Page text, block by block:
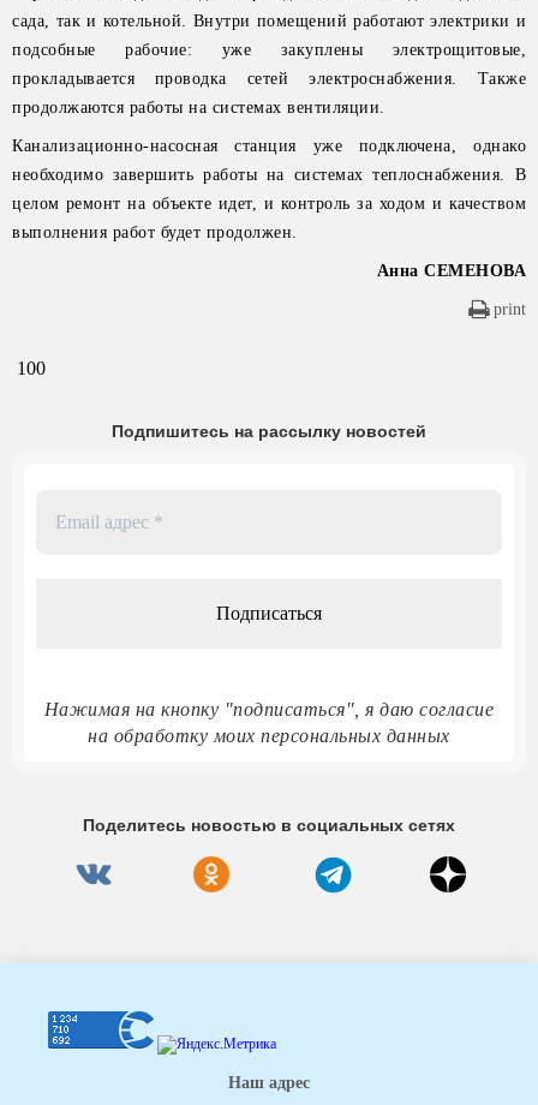
сада, так и котельной. Внутри помещений работают электрики и
подсобные рабочие: уже закуплены электрощитовые,
прокладывается проводка сетей электроснабжения. Также
продолжаются работы на системах вентиляции.
Канализационно-насосная станция уже подключена, однако
необходимо завершить работы на системах теплоснабжения. В
целом ремонт на объекте идет, и контроль за ходом и качеством
выполнения работ будет продолжен.
Анна СЕМЕНОВА
print
100
Подпишитесь на рассылку новостей
Нажимая на кнопку "подписаться", я даю согласие
на обработку моих персональных данных
Поделитесь новостью в социальных сетях
Наш адрес